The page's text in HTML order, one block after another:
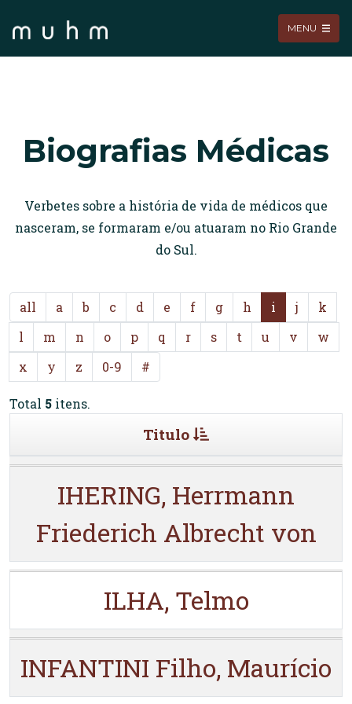
MENU
Biografias Médicas
Verbetes sobre a história de vida de médicos que
nasceram, se formaram e/ou atuaram no Rio Grande
do Sul.
all a b c d e f g h i j
k
l
m n o p q r s t u v
w
x
y z 0-9 #
Total 5 itens.
Titulo
IHERING, Herrmann
Friederich Albrecht von
ILHA, Telmo
INFANTINI Filho, Maurício